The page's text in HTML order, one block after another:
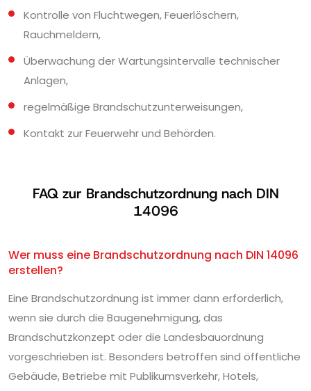
Kontrolle von Fluchtwegen, Feuerlöschern,
Rauchmeldern,
Überwachung der Wartungsintervalle technischer
Anlagen,
regelmäßige Brandschutzunterweisungen,
Kontakt zur Feuerwehr und Behörden.
FAQ zur Brandschutzordnung nach DIN
14096
Wer muss eine Brandschutzordnung nach DIN 14096
erstellen?
Eine Brandschutzordnung ist immer dann erforderlich,
wenn sie durch die Baugenehmigung, das
Brandschutzkonzept oder die Landesbauordnung
vorgeschrieben ist. Besonders betroffen sind öffentliche
Gebäude, Betriebe mit Publikumsverkehr, Hotels,